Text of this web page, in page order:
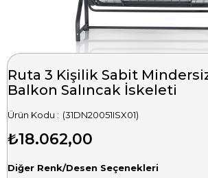
Ruta 3 Kişilik Sabit
Balkon Salıncak İskeleti
(31DN20051ISX01)
₺18.062,00
Diğer Renk/Desen Seçenekleri